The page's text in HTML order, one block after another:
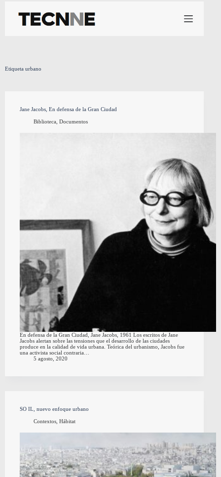
contenido
Etiqueta urbano
Jane Jacobs, En defensa de la Gran Ciudad
Biblioteca, Documentos
En defensa de la Gran Ciudad, Jane Jacobs, 1961 Los escritos de Jane
Jacobs alertan sobre las tensiones que el desarrollo de las ciudades
produce en la calidad de vida urbana. Teórica del urbanismo, Jacobs fue
una activista social contraria…
5 agosto, 2020
SO IL, nuevo enfoque urbano
Contextos, Hábitat